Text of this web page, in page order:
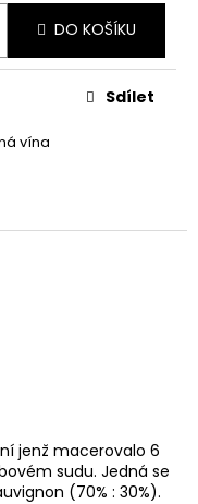
DO KOŠÍKU
vína
Sdílet
jenž macerovalo 6
sudu. Jedná se
(70% : 30%).